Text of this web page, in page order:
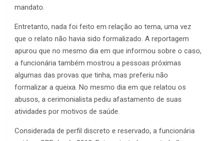
mandato.
Entretanto, nada foi feito em relação ao tema, uma vez
que o relato não havia sido formalizado. A reportagem
apurou que no mesmo dia em que informou sobre o caso,
a funcionária também mostrou a pessoas próximas
algumas das provas que tinha, mas preferiu não
formalizar a queixa. No mesmo dia em que relatou os
abusos, a cerimonialista pediu afastamento de suas
atividades por motivos de saúde.
Considerada de perfil discreto e reservado, a funcionária